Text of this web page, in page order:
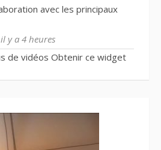
avec les principaux
il y a 4 heures
de vidéos Obtenir ce widget